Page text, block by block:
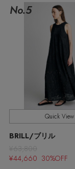
【ジュエリ
ジャケット
コート
ルームウェ
財布・小物
ボディバッ
クラッチバッ
ボストンバ
スマートフ
アイウェア
グローブ
レッグウェア
バングル・
リング
コサージュ
アンクレット
インナー
ウェア
シューズ
バッグ・小物
水着・スイ
CONTENTS
特集一覧
NEW IN BRAND
BRAND NEWS
No.5
Quick View
BRILL/ブリル
¥63,800
¥44,660 30%OFF